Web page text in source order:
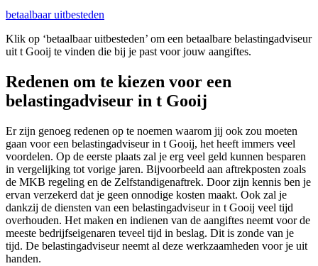
betaalbaar uitbesteden
Klik op ‘betaalbaar uitbesteden’ om een betaalbare belastingadviseur
uit t Gooij te vinden die bij je past voor jouw aangiftes.
Redenen om te kiezen voor een
belastingadviseur in t Gooij
Er zijn genoeg redenen op te noemen waarom jij ook zou moeten
gaan voor een belastingadviseur in t Gooij, het heeft immers veel
voordelen. Op de eerste plaats zal je erg veel geld kunnen besparen
in vergelijking tot vorige jaren. Bijvoorbeeld aan aftrekposten zoals
de MKB regeling en de Zelfstandigenaftrek. Door zijn kennis ben je
ervan verzekerd dat je geen onnodige kosten maakt. Ook zal je
dankzij de diensten van een belastingadviseur in t Gooij veel tijd
overhouden. Het maken en indienen van de aangiftes neemt voor de
meeste bedrijfseigenaren teveel tijd in beslag. Dit is zonde van je
tijd. De belastingadviseur neemt al deze werkzaamheden voor je uit
handen.